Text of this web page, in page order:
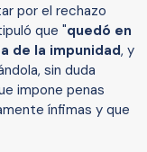
por el rechazo
que "quedó en
de la impunidad, y
sin duda
impone penas
ínfimas y que